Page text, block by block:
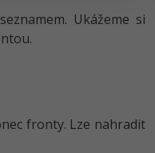
Ukážeme si
fronty. Lze nahradit